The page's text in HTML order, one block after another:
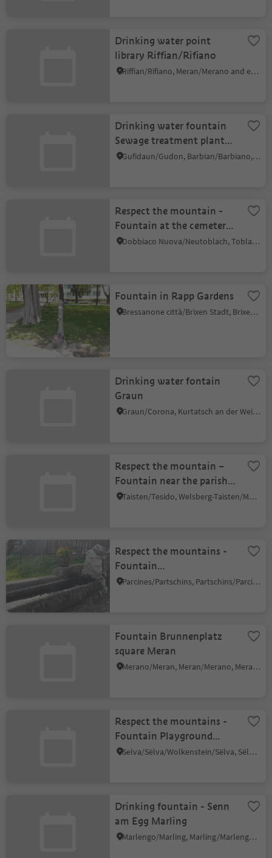
Drinking water point
library Riffian/Rifiano
Riffian/Rifiano, Meran/Merano and environs
Drinking water fountain
Sewage treatment plant
Lowet Eisack Valley
Gufidaun/Gudon, Barbian/Barbiano, Brixen/Bressanone and environs
Respect the mountain -
Fountain at the cemetery.
Dobbiaco
Dobbiaco Nuova/Neutoblach, Toblach/Dobbiaco, Dolomites Region 3 Zinnen
Fountain in Rapp Gardens
Bressanone città/Brixen Stadt, Brixen/Bressanone, Brixen/Bressanone and environs
Drinking water fontain
Graun
Graun/Corona, Kurtatsch an der Weinstraße/Cortaccia sulla Strada del Vino, Alto Adige Wine Road
Respect the mountain –
Fountain near the parish
church
Taisten/Tesido, Welsberg-Taisten/Monguelfo-Tesido
Respect the mountains -
Fountain
"Kaltenbachertrog" -
Parcines/Partschins, Partschins/Parcines, Meran/Merano and environs
Fountain Brunnenplatz
square Meran
Merano/Meran, Meran/Merano, Meran/Merano and environs
Respect the mountains -
Fountain Playground
Maciaconi Mastlé Selva
Selva/Sëlva/Wolkenstein/Sëlva, Sëlva/Selva di Val Gardena, Dolomites Region Val Gardena
Drinking fountain - Senn
am Egg Marling
Marlengo/Marling, Marling/Marlengo, Meran/Merano and environs